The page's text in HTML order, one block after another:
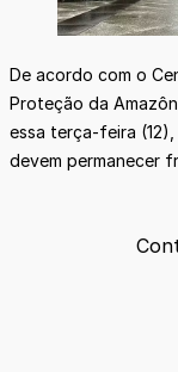
De acordo com o
Proteção da
essa terça-feira
devem permanecer